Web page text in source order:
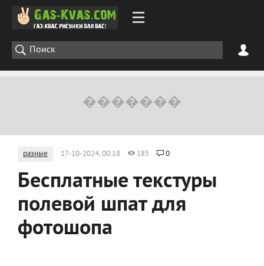
разные 17-10-2024, 00:18 185 0
Бесплатные текстуры
полевой шпат для
фотошопа